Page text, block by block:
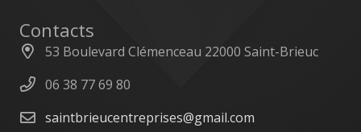
Contacts
53 Boulevard Clémenceau 22000 Saint-Brieuc
06 38 77 69 80
saintbrieucentreprises@gmail.com